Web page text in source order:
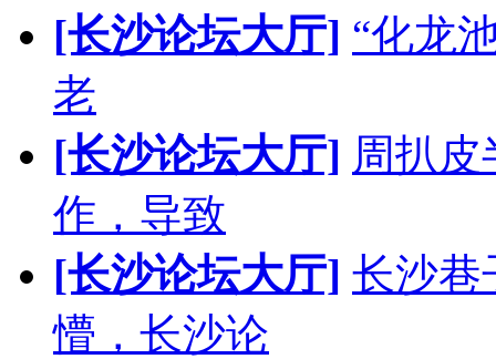
[长沙论坛大厅] “化龙
老
[长沙论坛大厅] 周扒
作，导致
[长沙论坛大厅] 长沙巷
懵，长沙论